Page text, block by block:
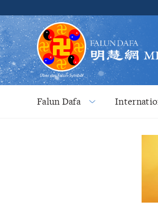
Falun Dafa